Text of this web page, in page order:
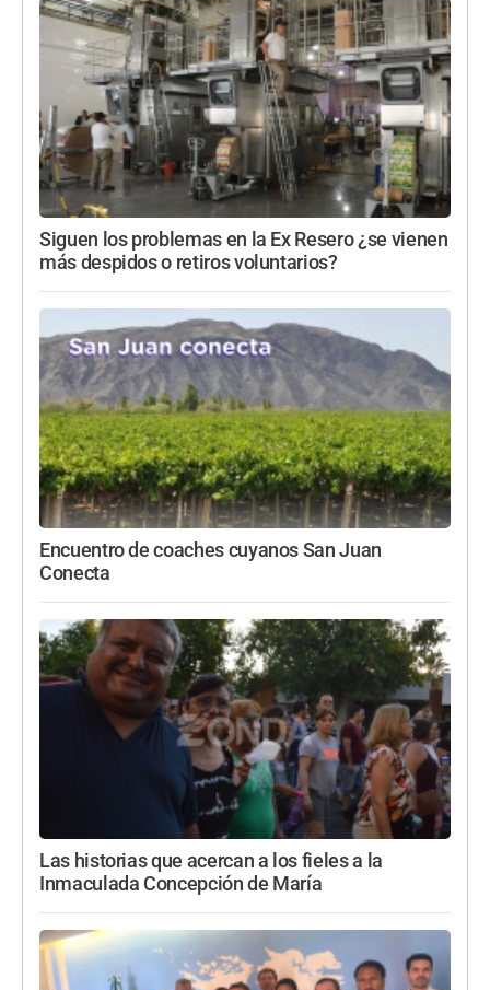
Siguen los problemas en la Ex Resero ¿se vienen
más despidos o retiros voluntarios?
Encuentro de coaches cuyanos San Juan
Conecta
Las historias que acercan a los fieles a la
Inmaculada Concepción de María